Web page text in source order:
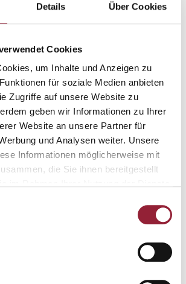
Details Über Cookies
Cookies
um Inhalte und Anzeigen zu
für soziale Medien anbieten
Zugriffe auf unsere Website zu
geben wir Informationen zu Ihrer
Website an unsere Partner für
und Analysen weiter. Unsere
Informationen möglicherweise mit
die Sie ihnen bereitgestellt
-
schützen: Politische
in Krisenzeiten
Weekfreuen wir uns, einen
der KH Freiburg begrüßen zu dürfen:
der Hochschule und Mitglied des
fürDIE LINKE, spricht über
in herausfordernden Zeiten. Im
International Week
finden auf Englisch statt. Das